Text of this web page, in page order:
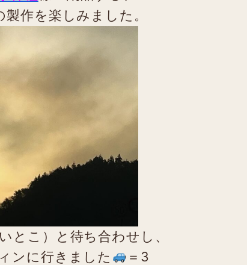
作を楽しみました。
とこ）と待ち合わせし、
ンに行きました
＝3